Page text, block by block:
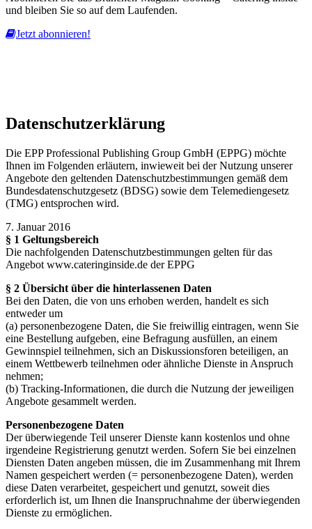
und bleiben Sie so auf dem Laufenden.
Jetzt abonnieren!
Datenschutzerklärung
Die EPP Professional Publishing Group GmbH (EPPG) möchte
Ihnen im Folgenden erläutern, inwieweit bei der Nutzung unserer
Angebote den geltenden Datenschutzbestimmungen gemäß dem
Bundesdatenschutzgesetz (BDSG) sowie dem Telemediengesetz
(TMG) entsprochen wird.
7. Januar 2016
§ 1 Geltungsbereich
Die nachfolgenden Datenschutzbestimmungen gelten für das
Angebot www.cateringinside.de der EPPG
§ 2 Übersicht über die hinterlassenen Daten
Bei den Daten, die von uns erhoben werden, handelt es sich
entweder um
(a) personenbezogene Daten, die Sie freiwillig eintragen, wenn Sie
eine Bestellung aufgeben, eine Befragung ausfüllen, an einem
Gewinnspiel teilnehmen, sich an Diskussionsforen beteiligen, an
einem Wettbewerb teilnehmen oder ähnliche Dienste in Anspruch
nehmen;
(b) Tracking-Informationen, die durch die Nutzung der jeweiligen
Angebote gesammelt werden.
Personenbezogene Daten
Der überwiegende Teil unserer Dienste kann kostenlos und ohne
irgendeine Registrierung genutzt werden. Sofern Sie bei einzelnen
Diensten Daten angeben müssen, die im Zusammenhang mit Ihrem
Namen gespeichert werden (= personenbezogene Daten), werden
diese Daten verarbeitet, gespeichert und genutzt, soweit dies
erforderlich ist, um Ihnen die Inanspruchnahme der überwiegenden
Dienste zu ermöglichen.